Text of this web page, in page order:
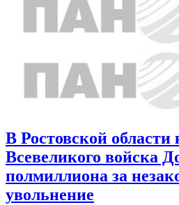
В Ростовской области
Всевеликого войска
полмиллиона за
увольнение